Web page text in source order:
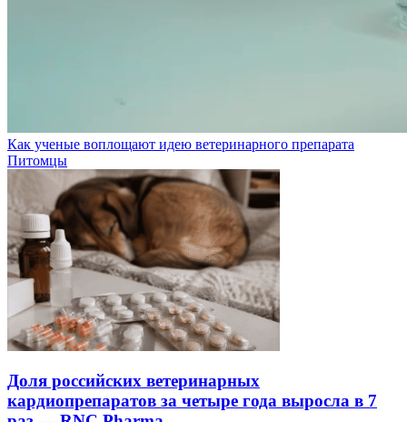
Как ученые воплощают идею ветеринарного препарата
Питомцы
Доля российских ветеринарных
кардиопрепаратов за четыре года выросла в 7